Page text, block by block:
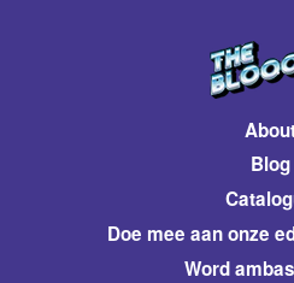
Blog
​Doe mee aan onze
Word